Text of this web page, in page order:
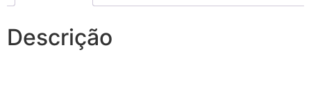
Descrição